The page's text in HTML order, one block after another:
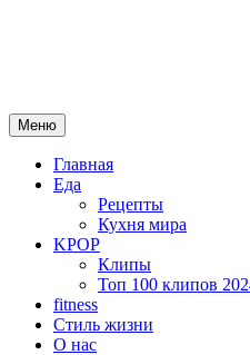
Меню
Главная
Еда
Рецепты
Кухня мира
KPOP
Клипы
Топ 100 клипов
fitness
Стиль жизни
О нас